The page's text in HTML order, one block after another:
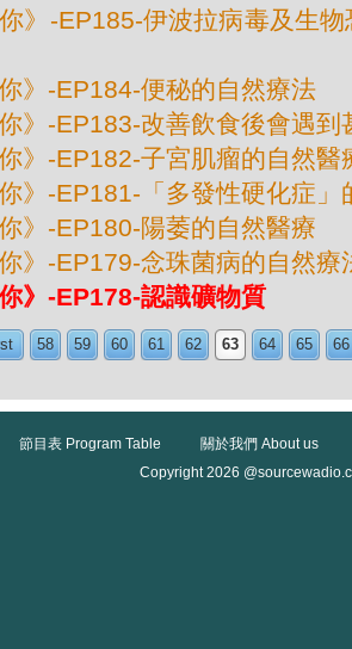
你》-EP185-伊波拉病毒及生
》-EP184-便秘的自然療法
你》-EP183-改善飲食後會遇到
》-EP182-子宮肌瘤的自然醫
你》-EP181-「多發性硬化症」
》-EP180-陽萎的自然醫療
》-EP179-念珠菌病的自然療
》-EP178-認識礦物質
58 59 60 61 62 63 64 65 66
節目表 Program Table
關於我們 About us
Copyright 2026